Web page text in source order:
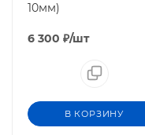
10мм)
6 300 ₽/шт
В КОРЗИНУ